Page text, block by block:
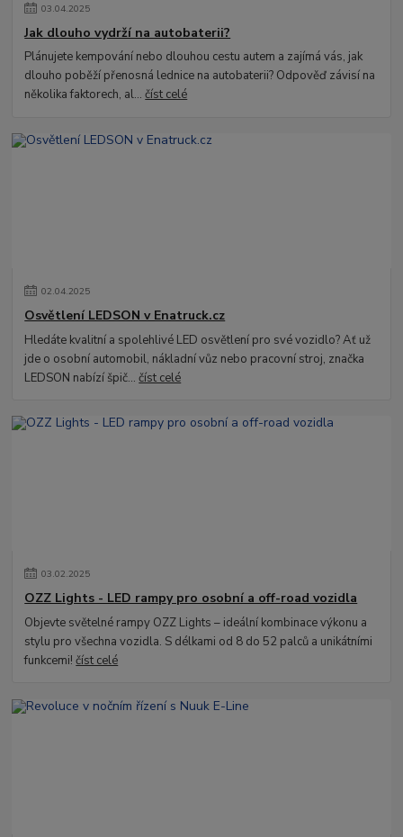
03.04.2025
Jak dlouho vydrží na autobaterii?
Plánujete kempování nebo dlouhou cestu autem a zajímá vás, jak
dlouho poběží přenosná lednice na autobaterii? Odpověď závisí na
několika faktorech, al...číst celé
02.04.2025
Osvětlení LEDSON v Enatruck.cz
Hledáte kvalitní a spolehlivé LED osvětlení pro své vozidlo? Ať už
jde o osobní automobil, nákladní vůz nebo pracovní stroj, značka
LEDSON nabízí špič...číst celé
03.02.2025
OZZ Lights - LED rampy pro osobní a off-road vozidla
Objevte světelné rampy OZZ Lights – ideální kombinace výkonu a
stylu pro všechna vozidla. S délkami od 8 do 52 palců a unikátními
funkcemi!číst celé